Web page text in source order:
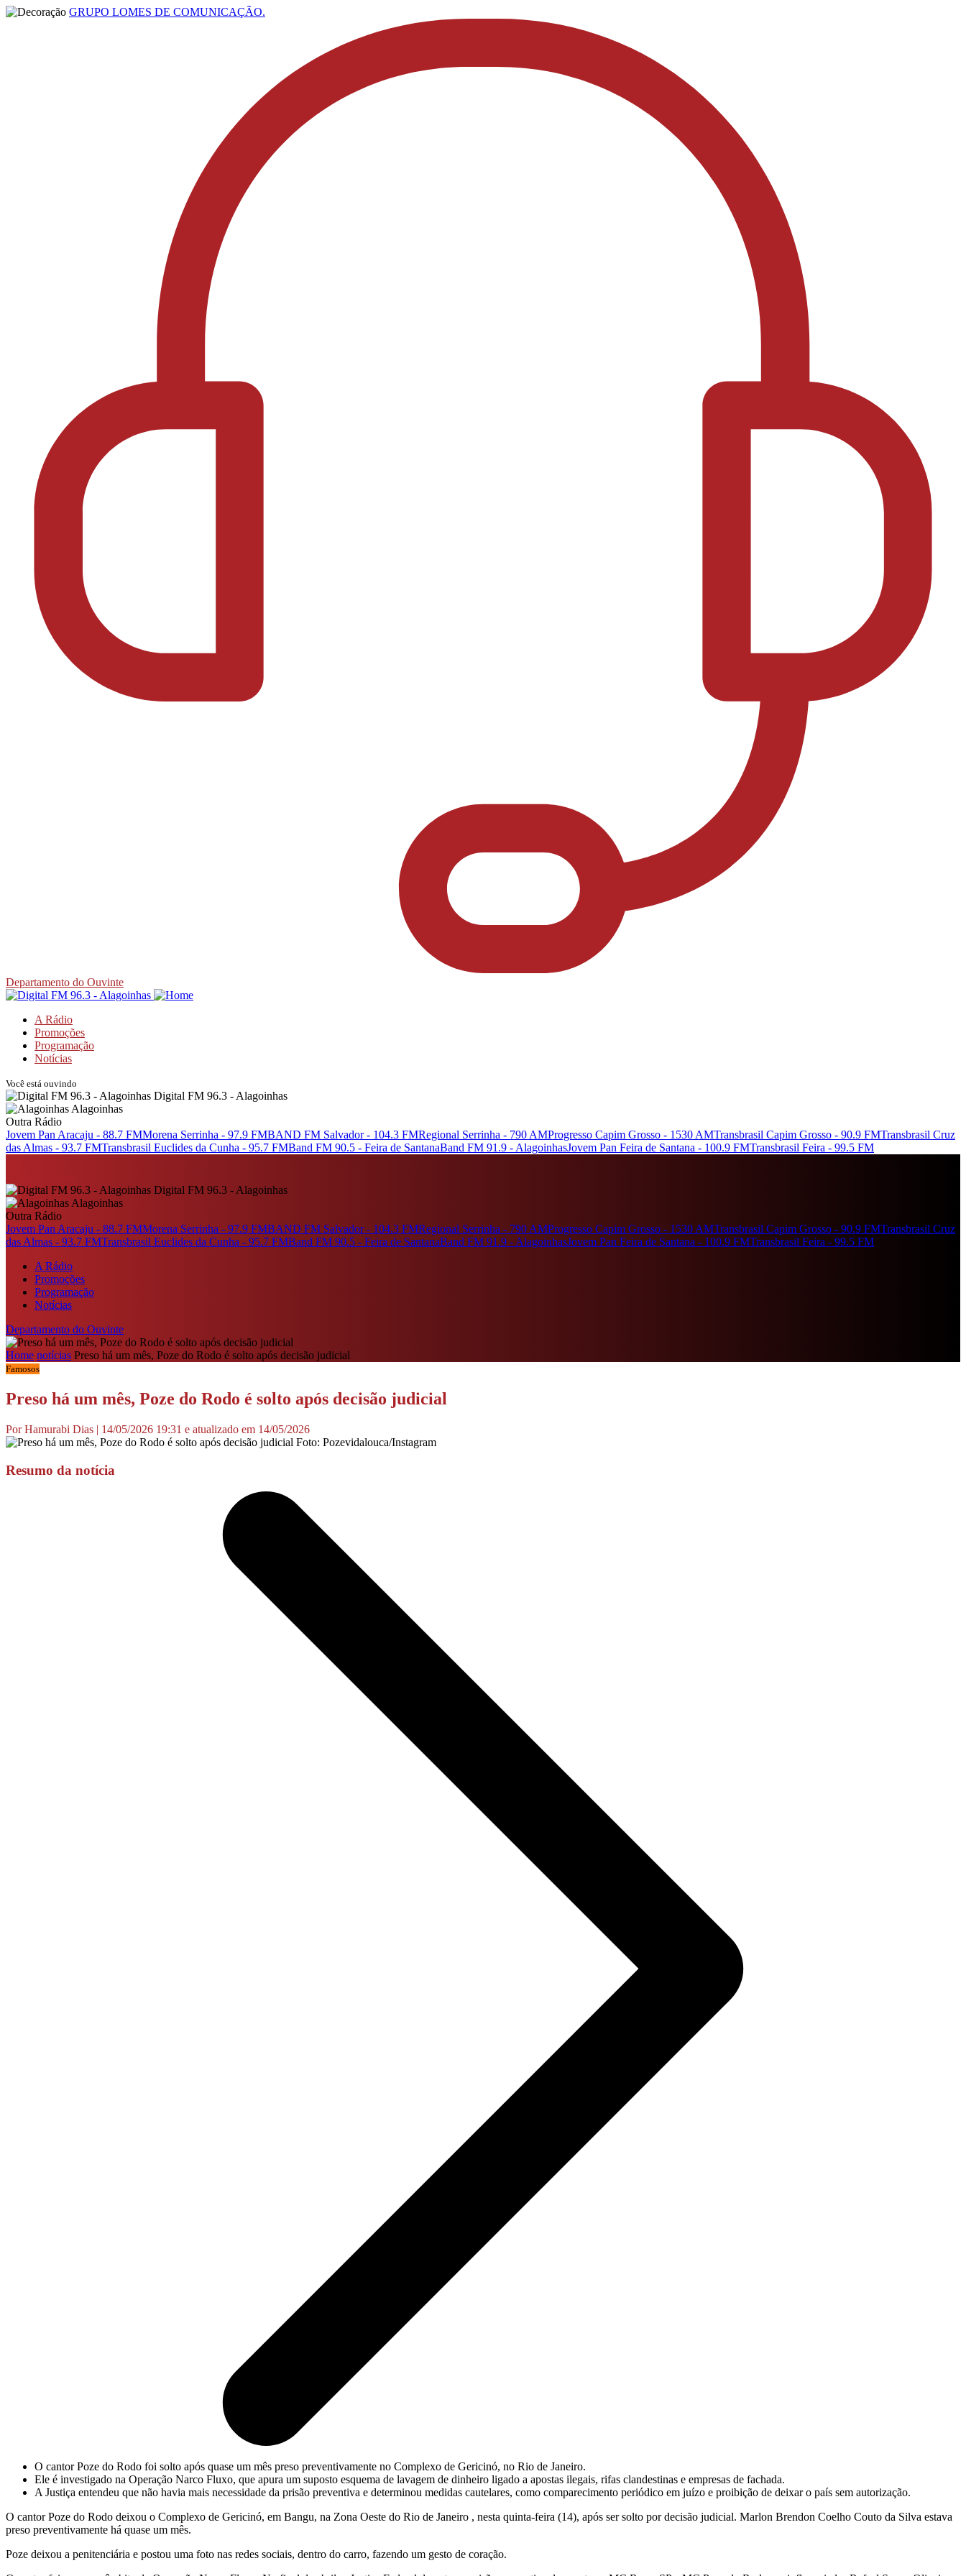
GRUPO LOMES DE COMUNICAÇÃO.
Departamento do Ouvinte
A Rádio
Promoções
Programação
Notícias
Você está ouvindo
Digital FM 96.3 - Alagoinhas
Alagoinhas
Outra Rádio
Jovem Pan Aracaju - 88.7 FMMorena Serrinha - 97.9 FMBAND FM Salvador - 104.3 FMRegional Serrinha - 790 AMProgresso Capim Grosso - 1530 AMTransbrasil Capim Grosso - 90.9 FMTransbrasil Cruz
das Almas - 93.7 FMTransbrasil Euclides da Cunha - 95.7 FMBand FM 90.5 - Feira de SantanaBand FM 91.9 - AlagoinhasJovem Pan Feira de Santana - 100.9 FMTransbrasil Feira - 99.5 FM
Digital FM 96.3 - Alagoinhas
Alagoinhas
Outra Rádio
Jovem Pan Aracaju - 88.7 FMMorena Serrinha - 97.9 FMBAND FM Salvador - 104.3 FMRegional Serrinha - 790 AMProgresso Capim Grosso - 1530 AMTransbrasil Capim Grosso - 90.9 FMTransbrasil Cruz
das Almas - 93.7 FMTransbrasil Euclides da Cunha - 95.7 FMBand FM 90.5 - Feira de SantanaBand FM 91.9 - AlagoinhasJovem Pan Feira de Santana - 100.9 FMTransbrasil Feira - 99.5 FM
A Rádio
Promoções
Programação
Notícias
Departamento do Ouvinte
Home notícias Preso há um mês, Poze do Rodo é solto após decisão judicial
Famosos
Preso há um mês, Poze do Rodo é solto após decisão judicial
Por Hamurabi Dias | 14/05/2026 19:31 e atualizado em 14/05/2026
Foto: Pozevidalouca/Instagram
Resumo da notícia
O cantor Poze do Rodo foi solto após quase um mês preso preventivamente no Complexo de Gericinó, no Rio de Janeiro.
Ele é investigado na Operação Narco Fluxo, que apura um suposto esquema de lavagem de dinheiro ligado a apostas ilegais, rifas clandestinas e empresas de fachada.
A Justiça entendeu que não havia mais necessidade da prisão preventiva e determinou medidas cautelares, como comparecimento periódico em juízo e proibição de deixar o país sem autorização.
O cantor Poze do Rodo deixou o Complexo de Gericinó, em Bangu, na Zona Oeste do Rio de Janeiro , nesta quinta-feira (14), após ser solto por decisão judicial. Marlon Brendon Coelho Couto da Silva estava
preso preventivamente há quase um mês.
Poze deixou a penitenciária e postou uma foto nas redes sociais, dentro do carro, fazendo um gesto de coração.